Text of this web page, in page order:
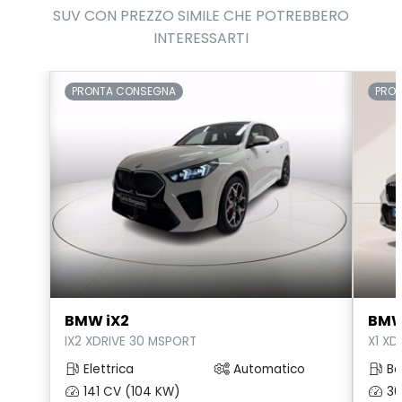
SUV CON PREZZO SIMILE CHE POTREBBERO
INTERESSARTI
PRONTA CONSEGNA
BMW iX2
IX2 XDRIVE 30 MSPORT
Elettrica
Automatico
141 CV (104 KW)
X1